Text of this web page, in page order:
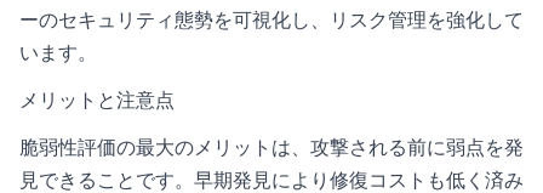
ーのセキュリティ態勢を可視化し、リスク管理を強化して
います。
メリットと注意点
脆弱性評価の最大のメリットは、攻撃される前に弱点を発
見できることです。早期発見により修復コストも低く済み